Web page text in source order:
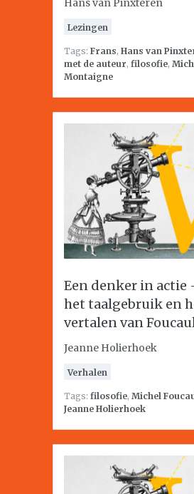
Hans van Pinxteren
Lezingen
Tags: Frans, Hans van
met de auteur, filosofie,
Montaigne
Een denker in actie
het taalgebruik en
vertalen van
Jeanne Holierhoek
Verhalen
Tags: filosofie, Michel
Jeanne Holierhoek